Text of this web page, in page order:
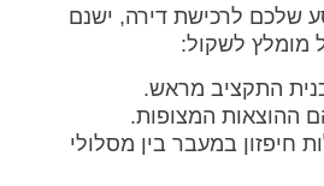
לרכישת דירה, ישנם
מומלץ לשקול:
התקציב מראש.
ההוצאות המצופות.
חיפזון במעבר בין מסלולי